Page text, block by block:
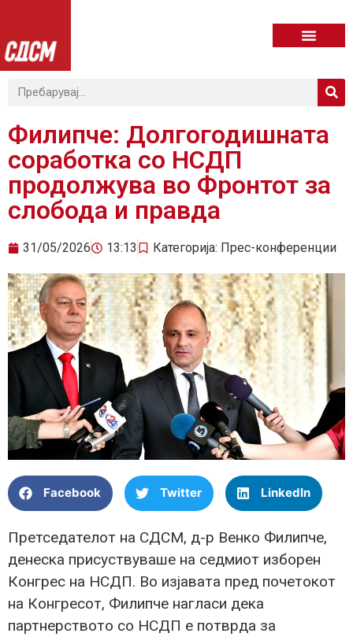
Филипче: Долгогодишната
соработка со НСДП
продолжува во Фронтот за
слобода и правда
31/05/2026 13:13 Категорија: Прес-конференции
Facebook Twitter LinkedIn
Претседателот на СДСМ, д-р Венко Филипче,
денеска присуствуваше на седмиот изборен
Конгрес на НСДП. Во изјавата пред почетокот
на Конгресот, Филипче нагласи дека
партнерството со НСДП е потврда за